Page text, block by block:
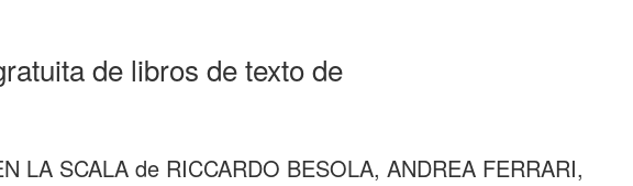
de libros de texto de
LA SCALA de RICCARDO BESOLA, ANDREA FERRARI,